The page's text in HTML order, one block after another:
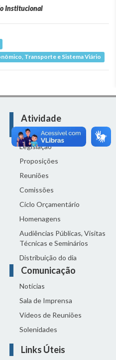
Institucional
Transporte e Sistema Viário
Atividade
Legislativa
Legislação
Proposições
Reuniões
Comissões
Ciclo Orçamentário
Homenagens
Audiências Públicas, Visitas
Técnicas e Seminários
Distribuição do dia
Comunicação
Notícias
Sala de Imprensa
Vídeos de Reuniões
Solenidades
Links Úteis